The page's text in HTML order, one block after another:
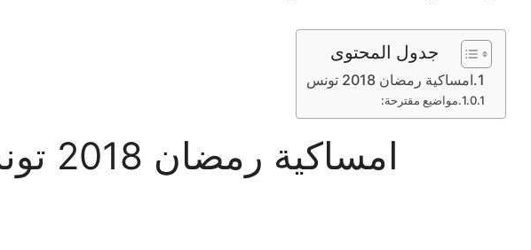
جدول المحتوى
امساكية رمضان 2018 تونس
مواضيع مقترحة:
امساكية رمضان 2018 تونس